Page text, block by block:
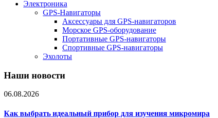
Электроника
GPS-Навигаторы
Аксессуары для GPS-навигаторов
Морское GPS-оборудование
Портативные GPS-навигаторы
Спортивные GPS-навигаторы
Эхолоты
Наши новости
06.08.2026
Как выбрать идеальный прибор для изучения микромира